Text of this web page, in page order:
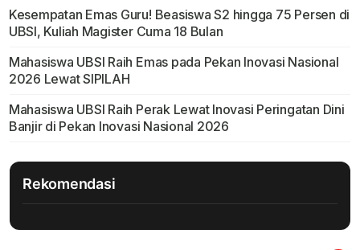
Kesempatan Emas Guru! Beasiswa S2 hingga 75 Persen di
UBSI, Kuliah Magister Cuma 18 Bulan
Mahasiswa UBSI Raih Emas pada Pekan Inovasi Nasional
2026 Lewat SIPILAH
Mahasiswa UBSI Raih Perak Lewat Inovasi Peringatan Dini
Banjir di Pekan Inovasi Nasional 2026
Rekomendasi